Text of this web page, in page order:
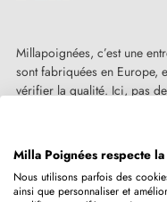
Millapoignées, c’est une
sont fabriquées en Europe,
vérifier la qualité. Ici, pas
Copyright © 2026
Milla Poignées respecte
Nous utilisons parfois des
ainsi que personnaliser et